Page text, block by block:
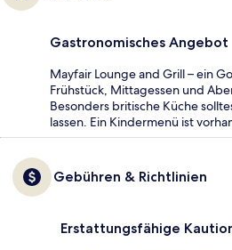
Gastronomisches Angebot
Mayfair Lounge and Grill – ein
Frühstück, Mittagessen und
Besonders britische Küche
lassen. Ein Kindermenü ist
Gebühren & Richtlinien
Erstattungsfähige